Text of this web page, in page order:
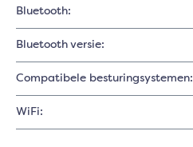
Bluetooth:
Bluetooth versie:
Compatibele besturingsystemen:
WiFi: